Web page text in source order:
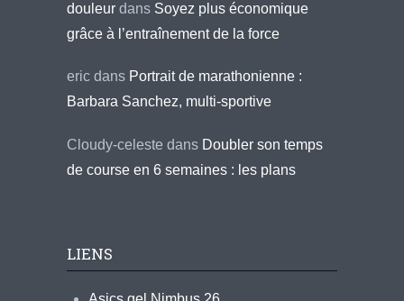
douleur dans Soyez plus économique
grâce à l’entraînement de la force
eric dans Portrait de marathonienne :
Barbara Sanchez, multi-sportive
Cloudy-celeste dans Doubler son temps
de course en 6 semaines : les plans
LIENS